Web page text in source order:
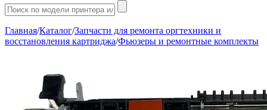
Главная/Каталог/Запчасти для ремонта оргтехники и
восстановления картриджа/Фьюзеры и ремонтные комплекты